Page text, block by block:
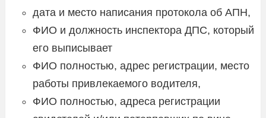
дата и место написания протокола об АПН,
ФИО и должность инспектора ДПС, который
его выписывает
ФИО полностью, адрес регистрации, место
работы привлекаемого водителя,
ФИО полностью, адреса регистрации